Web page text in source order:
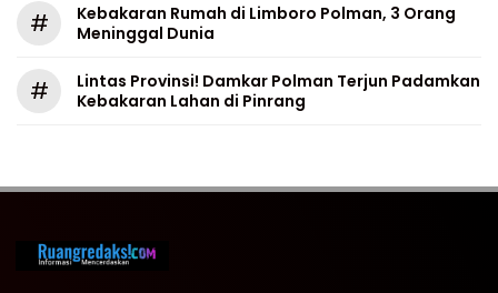
#
Kebakaran Rumah di Limboro Polman, 3 Orang
Meninggal Dunia
#
Lintas Provinsi! Damkar Polman Terjun Padamkan
Kebakaran Lahan di Pinrang